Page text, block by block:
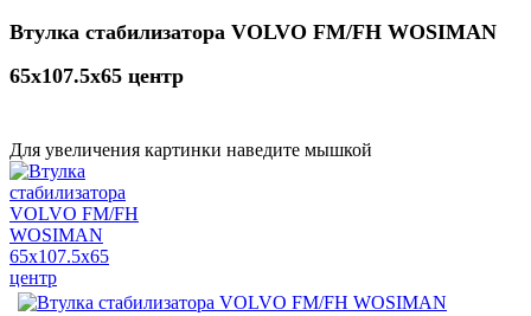
Втулка стабилизатора VOLVO FM/FH WOSIMAN
65x107.5x65 центр
Для увеличения картинки наведите мышкой